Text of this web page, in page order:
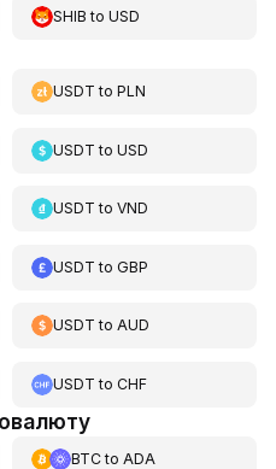
SHIB toUSD
USDT toPLN
USDT toUSD
USDT toVND
USDT toGBP
USDT toAUD
USDT toCHF
BTCto ADA